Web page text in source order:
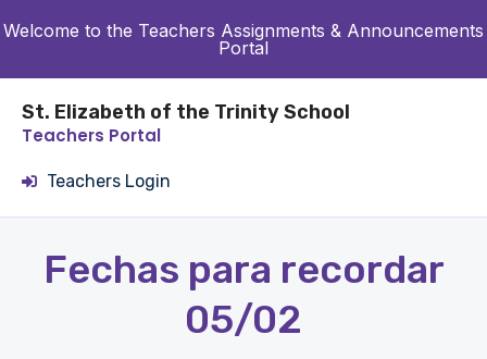
Welcome to the Teachers Assignments & Announcements
Portal
St. Elizabeth of the Trinity School
Teachers Portal
Teachers Login
Fechas para recordar
05/02